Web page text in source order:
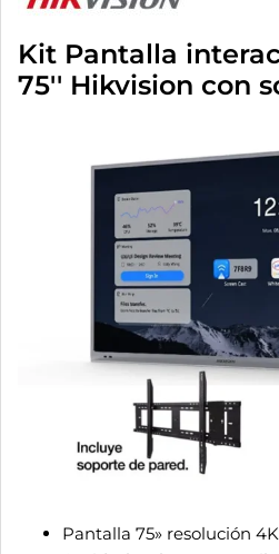
Kit Pantalla
75'' Hikvision con
Pantalla 75» resolución